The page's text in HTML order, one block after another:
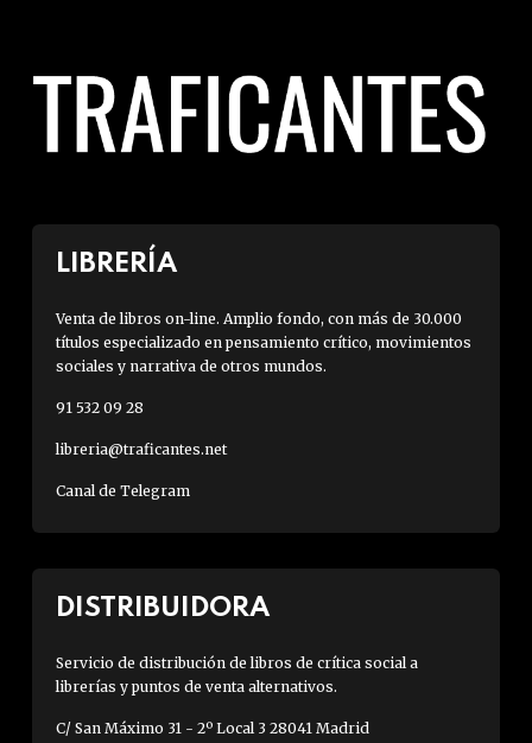
LIBRERÍA
Venta de libros on-line. Amplio fondo, con más de 30.000
títulos especializado en pensamiento crítico, movimientos
sociales y narrativa de otros mundos.
91 532 09 28
libreria@traficantes.net
Canal de Telegram
DISTRIBUIDORA
Servicio de distribución de libros de crítica social a
librerías y puntos de venta alternativos.
C/ San Máximo 31 - 2º Local 3 28041 Madrid